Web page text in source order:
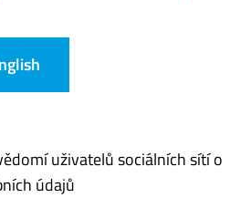
uživatelů sociálních sítí o
údajů